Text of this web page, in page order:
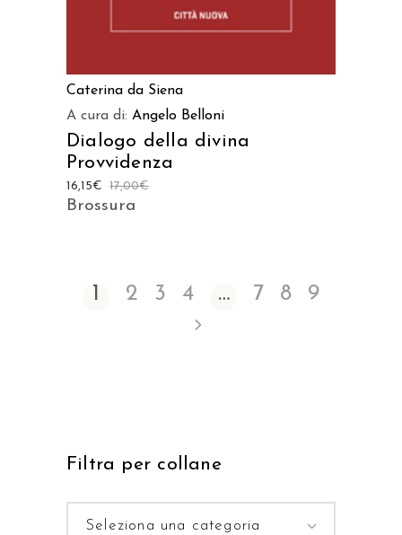
Caterina da Siena
A cura di: Angelo Belloni
Dialogo della divina
Provvidenza
17,00€
16,15€
Brossura
1 2 3 4 … 7 8 9
Filtra per collane
Seleziona una categoria